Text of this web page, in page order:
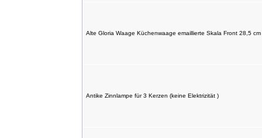
Alte Gloria Waage Küchenwaage emaillierte Skala Front 28,5 cm
Antike Zinnlampe für 3 Kerzen (keine Elektrizität )